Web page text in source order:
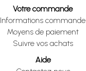
Votre commande
Informations commande
Moyens de paiement
Suivre vos achats
Aide